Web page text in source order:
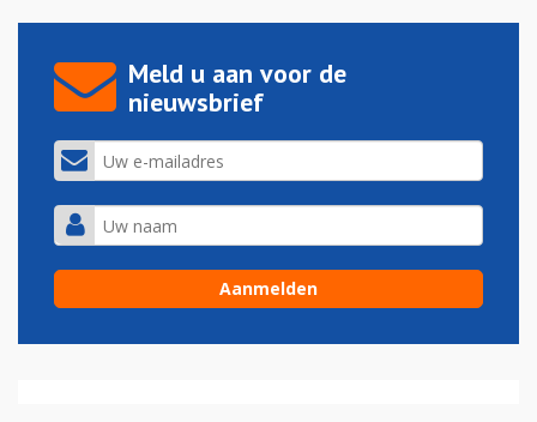
Meld u aan voor de
nieuwsbrief